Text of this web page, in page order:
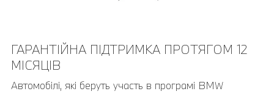
ГАРАНТІЙНА ПІДТРИМКА ПРОТЯГОМ 12
МІСЯЦІВ
Автомобілі, які беруть участь в програмі BMW